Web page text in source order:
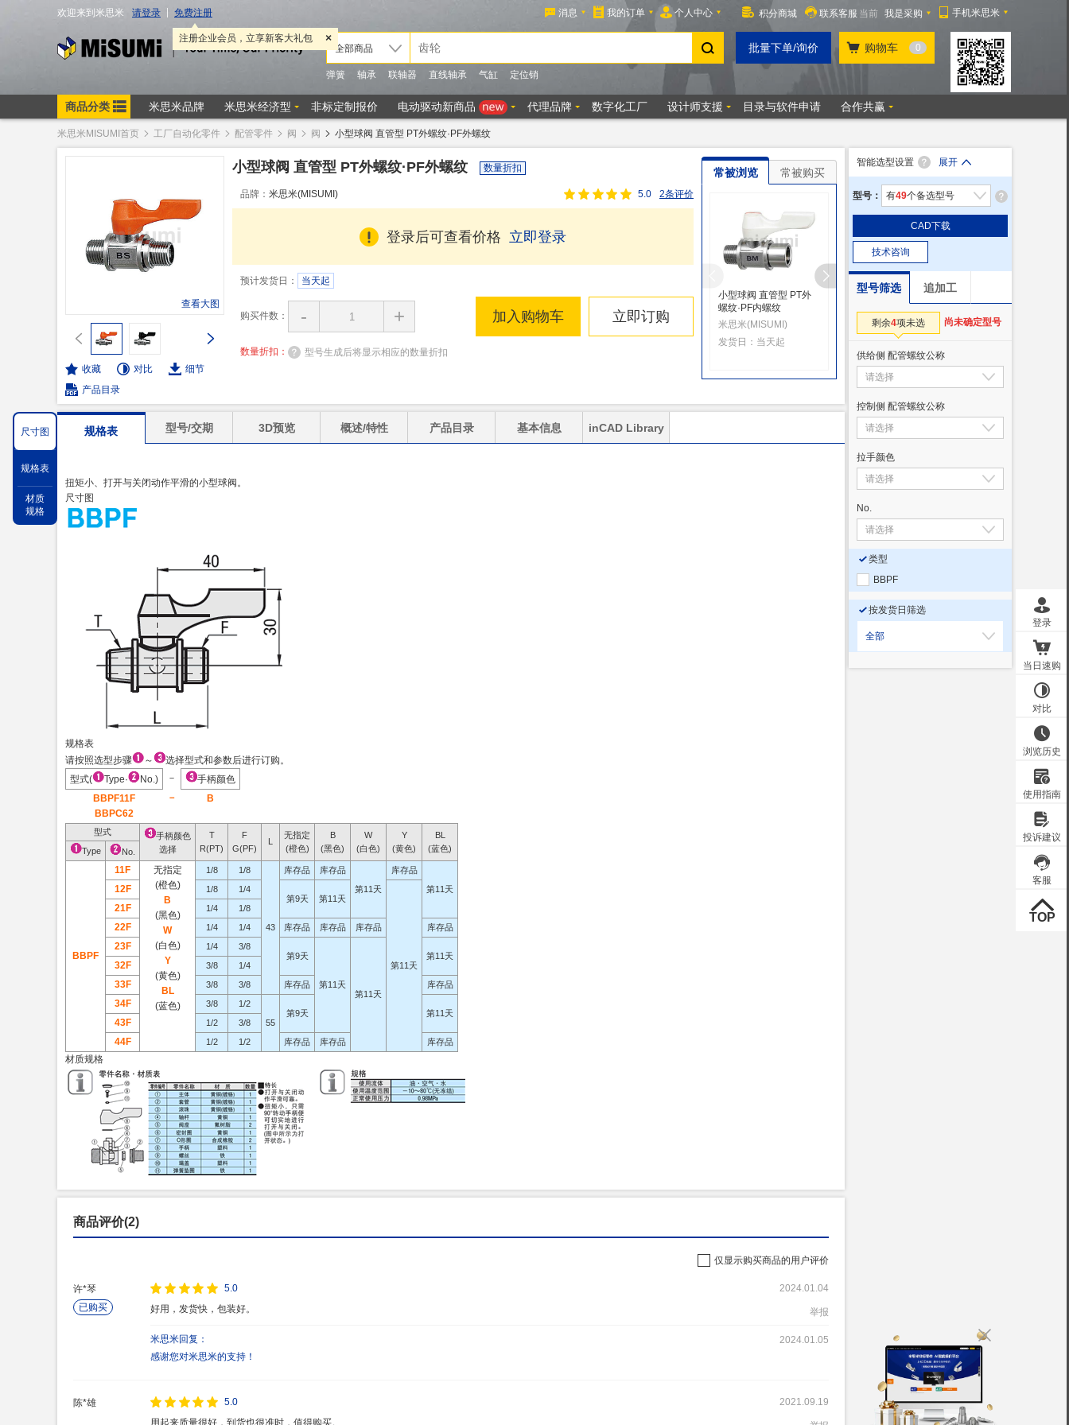
米思米MISUMI首页 工厂自动化零件 配管零件 阀 阀 小型球阀 直管型 PT外螺纹·PF外螺纹
查看大图
收藏 对比
细节
产品目录
小型球阀 直管型 PT外螺纹·PF外螺纹 数量折扣
品牌： 米思米(MISUMI) 5.0 2条评价
登录后可查看价格 立即登录
预计发货日： 当天起
购买件数： - +
数量折扣： 型号生成后将显示相应的数量折扣
加入购物车 立即订购
常被浏览 常被购买
小型球阀 直管型 PT外
螺纹·PF内螺纹
米思米(MISUMI)
发货日：当天起
球阀 大流量PT内螺纹/
米思米(MISUMI)
发货日：当天
米思米(MISUMI)
规格表 型号/交期 3D预览 概述/特性 产品目录 基本信息 inCAD Library
扭矩小、打开与关闭动作平滑的小型球阀。
尺寸图
规格表
请按照选型步骤
～
选择型式和参数后进行订购。
型式(
Type· No.) －
手柄颜色
BBPF11F
BBPC62
－ B
型式
手柄颜色
选择
T
R(PT)
F
G(PF)
L
无指定
(橙色)
B
(黑色)
W
(白色)
Y
(黄色)
BL
(蓝色)
Type No.
BBPF
11F
无指定
(橙色)
B
(黑色)
W
(白色)
Y
(黄色)
BL
(蓝色)
1/8 1/8
43
库存品
库存品
第11天
库存品
第11天
12F 1/8
1/4
第9天
第11天
第11天
21F 1/4 1/8
22F 1/4 1/4 库存品 库存品 库存品 库存品
23F 1/4
3/8
第9天
第11天
第11天
第11天
32F 3/8 1/4
33F 3/8 3/8 库存品 库存品
34F 3/8
1/2
55
第9天 第11天
43F 1/2 3/8
44F 1/2 1/2 库存品 库存品 库存品
材质规格
尺寸图
规格表
材质
规格
商品评价(2)
仅显示购买商品的用户评价
许*琴
已购买
5.0
2024.01.04
好用，发货快，包装好。
举报
米思米回复：
2024.01.05
感谢您对米思米的支持！
陈*雄 5.0
2021.09.19
用起来质量很好，到货也很准时，值得购买。
智能选型设置 展开
型号： 有49个备选型号
CAD下载
技术咨询
型号筛选 追加工
剩余4项未选 尚未确定型号
供给侧 配管螺纹公称
控制侧 配管螺纹公称
拉手颜色
No.
类型
BBPF
按发货日筛选
全部